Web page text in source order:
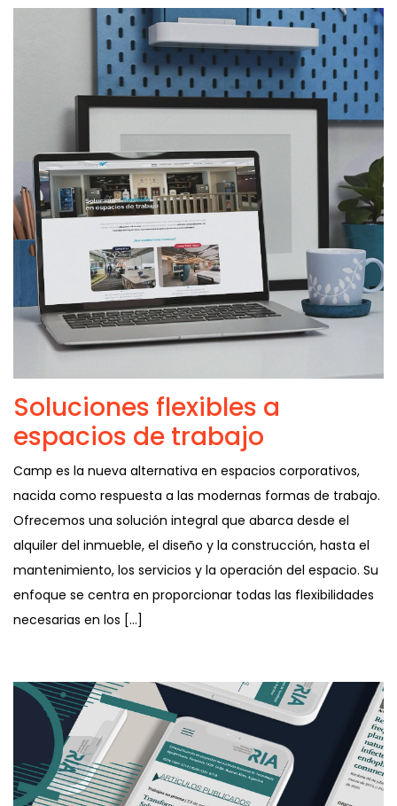
Soluciones flexibles a
espacios de trabajo
Camp es la nueva alternativa en espacios corporativos,
nacida como respuesta a las modernas formas de trabajo.
Ofrecemos una solución integral que abarca desde el
alquiler del inmueble, el diseño y la construcción, hasta el
mantenimiento, los servicios y la operación del espacio. Su
enfoque se centra en proporcionar todas las flexibilidades
necesarias en los […]